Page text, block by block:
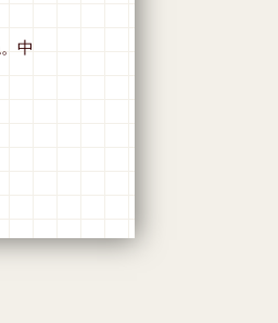
中